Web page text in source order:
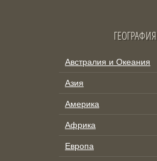
ГЕОГРАФИЯ
Австралия и Океания
Азия
Америка
Африка
Европа